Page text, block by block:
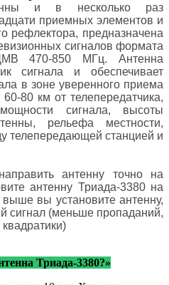
и в несколько раз
приемных элементов и
рефлектора, предназначена
сигналов формата
470-850 МГц. Антенна
сигнала и обеспечивает
в зоне уверенного приема
80 км от телепередатчика,
сигнала, высоты
рельефа местности,
телепередающей станцией и
антенну точно на
антенну Триада-3380 на
вы установите антенну,
сигнал (меньше пропаданий,
Триада-3380?»